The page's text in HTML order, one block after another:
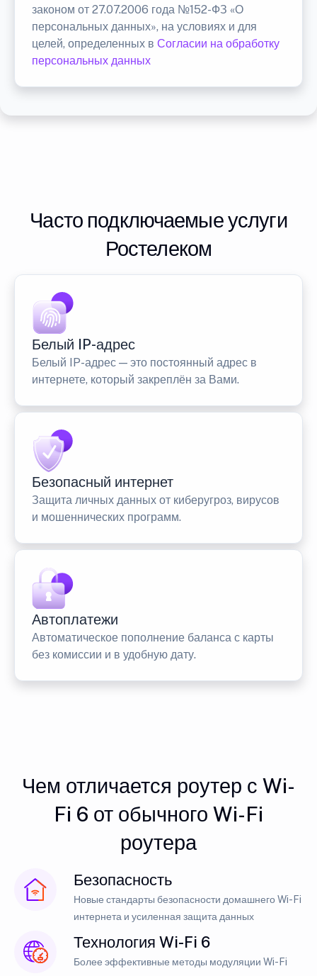
законом от 27.07.2006 года №152-ФЗ «О
персональных данных», на условиях и для
целей, определенных в Согласии на обработку
персональных данных
Часто подключаемые услуги
Ростелеком
Белый IP-адрес
Белый IP-адрес — это постоянный адрес в
интернете, который закреплён за Вами.
Безопасный интернет
Защита личных данных от киберугроз, вирусов
и мошеннических программ.
Автоплатежи
Автоматическое пополнение баланса с карты
без комиссии и в удобную дату.
Чем отличается роутер с Wi-
Fi 6 от обычного Wi-Fi
роутера
Безопасность
Новые стандарты безопасности домашнего Wi-Fi
интернета и усиленная защита данных
Технология Wi-Fi 6
Более эффективные методы модуляции Wi-Fi